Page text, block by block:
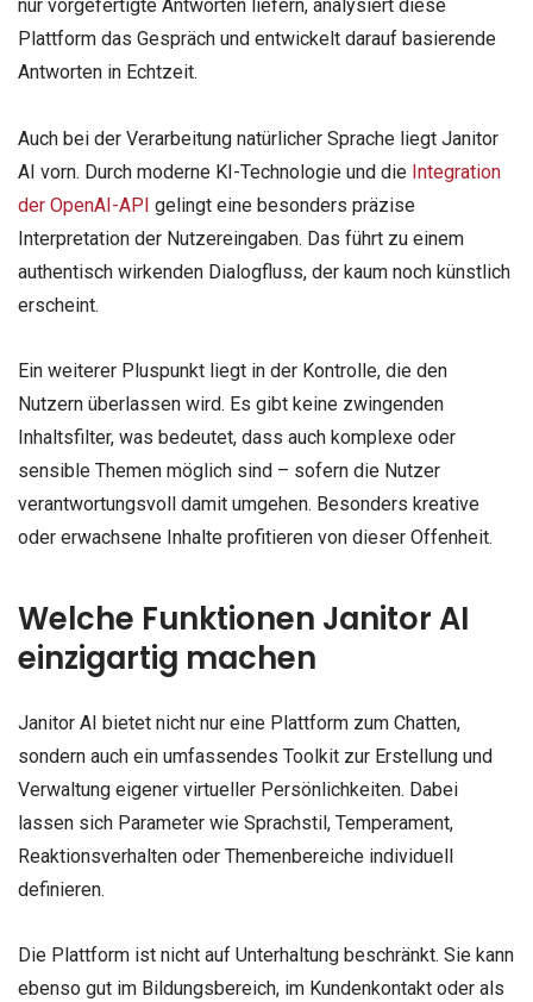
nur vorgefertigte Antworten liefern, analysiert diese
Plattform das Gespräch und entwickelt darauf basierende
Antworten in Echtzeit.
Auch bei der Verarbeitung natürlicher Sprache liegt Janitor
AI vorn. Durch moderne KI-Technologie und die Integration
der OpenAI-API gelingt eine besonders präzise
Interpretation der Nutzereingaben. Das führt zu einem
authentisch wirkenden Dialogfluss, der kaum noch künstlich
erscheint.
Ein weiterer Pluspunkt liegt in der Kontrolle, die den
Nutzern überlassen wird. Es gibt keine zwingenden
Inhaltsfilter, was bedeutet, dass auch komplexe oder
sensible Themen möglich sind – sofern die Nutzer
verantwortungsvoll damit umgehen. Besonders kreative
oder erwachsene Inhalte profitieren von dieser Offenheit.
Welche Funktionen Janitor AI
einzigartig machen
Janitor AI bietet nicht nur eine Plattform zum Chatten,
sondern auch ein umfassendes Toolkit zur Erstellung und
Verwaltung eigener virtueller Persönlichkeiten. Dabei
lassen sich Parameter wie Sprachstil, Temperament,
Reaktionsverhalten oder Themenbereiche individuell
definieren.
Die Plattform ist nicht auf Unterhaltung beschränkt. Sie kann
ebenso gut im Bildungsbereich, im Kundenkontakt oder als